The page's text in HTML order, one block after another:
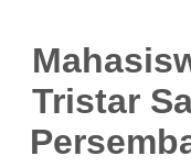
Tristar